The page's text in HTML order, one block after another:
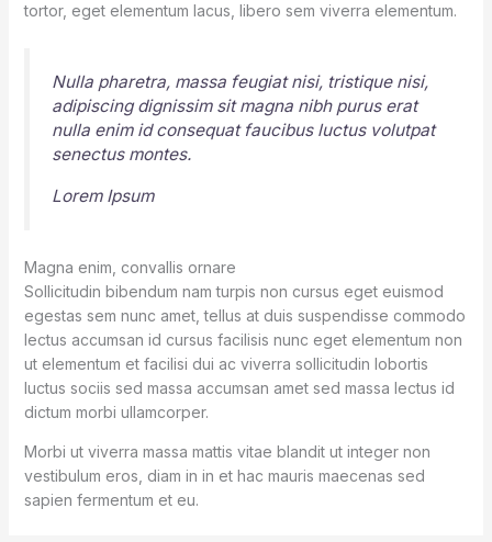
tortor, eget elementum lacus, libero sem viverra elementum.
Nulla pharetra, massa feugiat nisi, tristique nisi,
adipiscing dignissim sit magna nibh purus erat
nulla enim id consequat faucibus luctus volutpat
senectus montes.
Lorem Ipsum
Magna enim, convallis ornare
Sollicitudin bibendum nam turpis non cursus eget euismod
egestas sem nunc amet, tellus at duis suspendisse commodo
lectus accumsan id cursus facilisis nunc eget elementum non
ut elementum et facilisi dui ac viverra sollicitudin lobortis
luctus sociis sed massa accumsan amet sed massa lectus id
dictum morbi ullamcorper.
Morbi ut viverra massa mattis vitae blandit ut integer non
vestibulum eros, diam in in et hac mauris maecenas sed
sapien fermentum et eu.